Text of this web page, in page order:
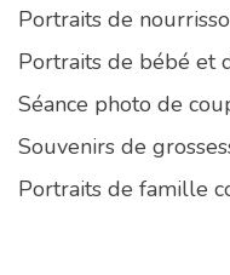
Portraits de
Portraits de bébé et
Séance photo de
Souvenirs de
Portraits de famille